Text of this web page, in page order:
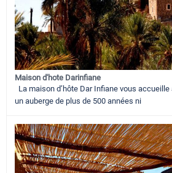
Maison d'hote Darinfiane
La maison d’hôte Dar Infiane vous
un auberge de plus de 500 années ni